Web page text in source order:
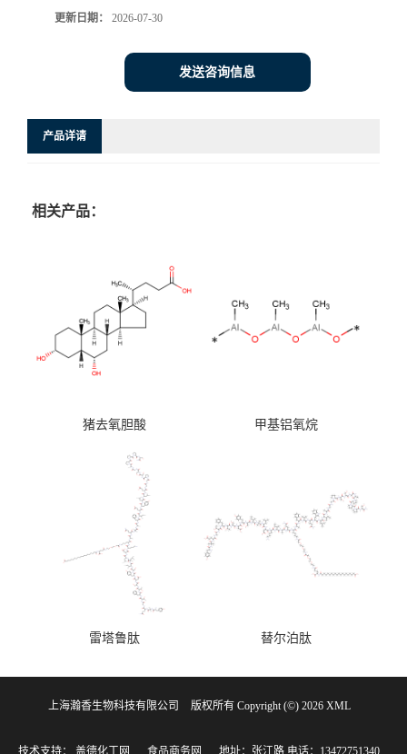
更新日期： 2026-07-30
发送咨询信息
产品详请
相关产品：
猪去氧胆酸 甲基铝氧烷
雷塔鲁肽 替尔泊肽
上海瀚香生物科技有限公司 版权所有 Copyright (©) 2026 XML
技术支持： 盖德化工网 食品商务网 地址：张江路 电话：13472751340